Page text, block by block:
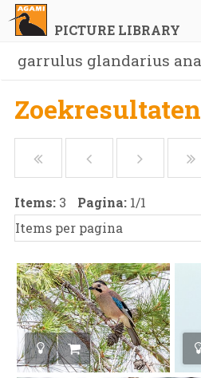
PICTURE LIBRARY
Zoekresultaten
Items: 3 Pagina: 1/1